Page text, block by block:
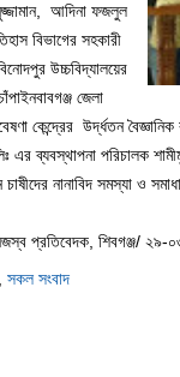
আদিনা ফজলুল
বিভাগের সহকারী
উচ্চবিদ্যালয়ের
জেলা
কেন্দ্রের উর্দ্ধতন
এর ব্যবস্থাপনা পরিচালক
নানাবিদ সমস্যা ও
প্রতিবেদক, শিবগঞ্জ/ ২৯-
সকল সংবাদ